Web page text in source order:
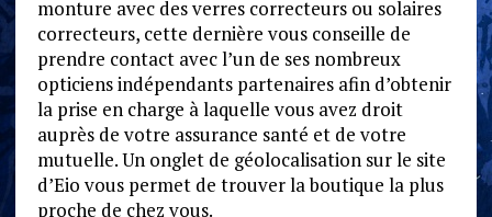
monture avec des verres correcteurs ou solaires
correcteurs, cette dernière vous conseille de
prendre contact avec l’un de ses nombreux
opticiens indépendants partenaires afin d’obtenir
la prise en charge à laquelle vous avez droit
auprès de votre assurance santé et de votre
mutuelle. Un onglet de géolocalisation sur le site
d’Eio vous permet de trouver la boutique la plus
proche de chez vous.